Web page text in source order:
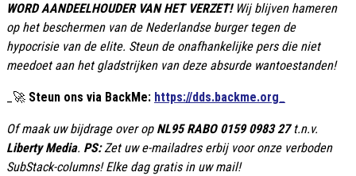
WORD AANDEELHOUDER VAN HET VERZET!Wij blijven hameren
op het beschermen van de Nederlandse burger tegen de
hypocrisie van de elite. Steun de onafhankelijke pers die niet
meedoet aan het gladstrijken van deze absurde wantoestanden!
_🚀 Steun ons via BackMe: https://dds.backme.org_
Of maak uw bijdrage over op NL95 RABO 0159 0983 27t.n.v.
Liberty Media. PS:Zet uw e-mailadres erbij voor onze verboden
SubStack-columns! Elke dag gratis in uw mail!